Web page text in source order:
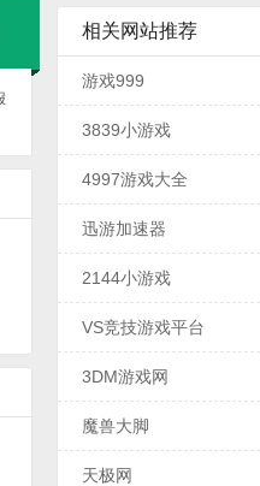
相关网站推荐
游戏999
3839小游戏
4997游戏大全
迅游加速器
2144小游戏
VS竞技游戏平台
3DM游戏网
魔兽大脚
天极网